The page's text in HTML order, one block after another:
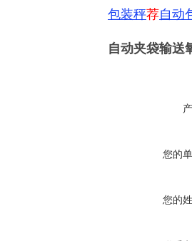
包装秤荐自动
自动夹袋输送
您的
您的